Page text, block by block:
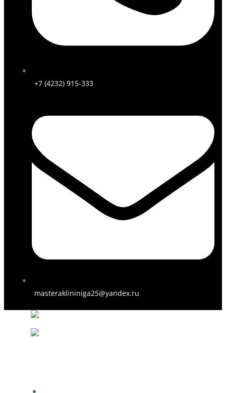
+7 (4232) 915-333
masteraklininiga25@yandex.ru